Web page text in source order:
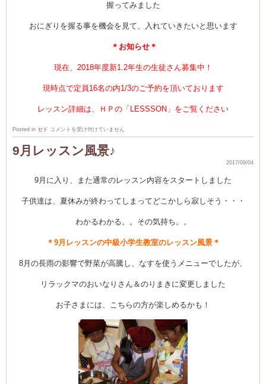
Clémentine
(produced by
握ってみました
おにぎりを握る事を機会を見て、入れていきたいと思います
＊お知らせ＊
現在、2018年度新1.2年生の生徒さん募集中！
現時点で定員16名の内1/3のご予約を頂いております
レッスン詳細は、ＨＰの「LESSSON」をご覧ください
Posted in セド レ
ッ
ン
リ
ト！
の
初
ー
コメントを受け付けていません
9月レッスン風景♪
2017/09/04
9月に入り、また通常のレッスン内容をスタートしました
子供達は、夏休みが終わってしまってどこかしら寂しそう・・・
わかるわかる。。その気持ち。。
＊9月レッスンの中級小学生教室のレッスン風景＊
8月の長雨の影響で野菜が高騰し、なすを使うメニューでしたが、
リラックマのおいなりさん＆のりまきに変更しました
お子さまには、こちらの方が楽しめるかも！